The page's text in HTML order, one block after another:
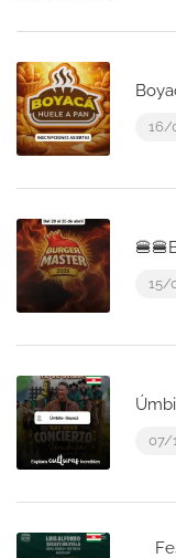
16/
15/
07/